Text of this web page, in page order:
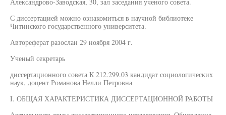
С диссертацией можно ознакомиться в научной библиотеке
Читинского государственного университета.
Автореферат разослан 29 ноября 2004 г.
Ученый секретарь
диссертационного совета К 212.299.03 кандидат социологических
наук, доцент Романова Нелли Петровна
I. ОБЩАЯ ХАРАКТЕРИСТИКА ДИССЕРТАЦИОННОЙ РАБОТЫ